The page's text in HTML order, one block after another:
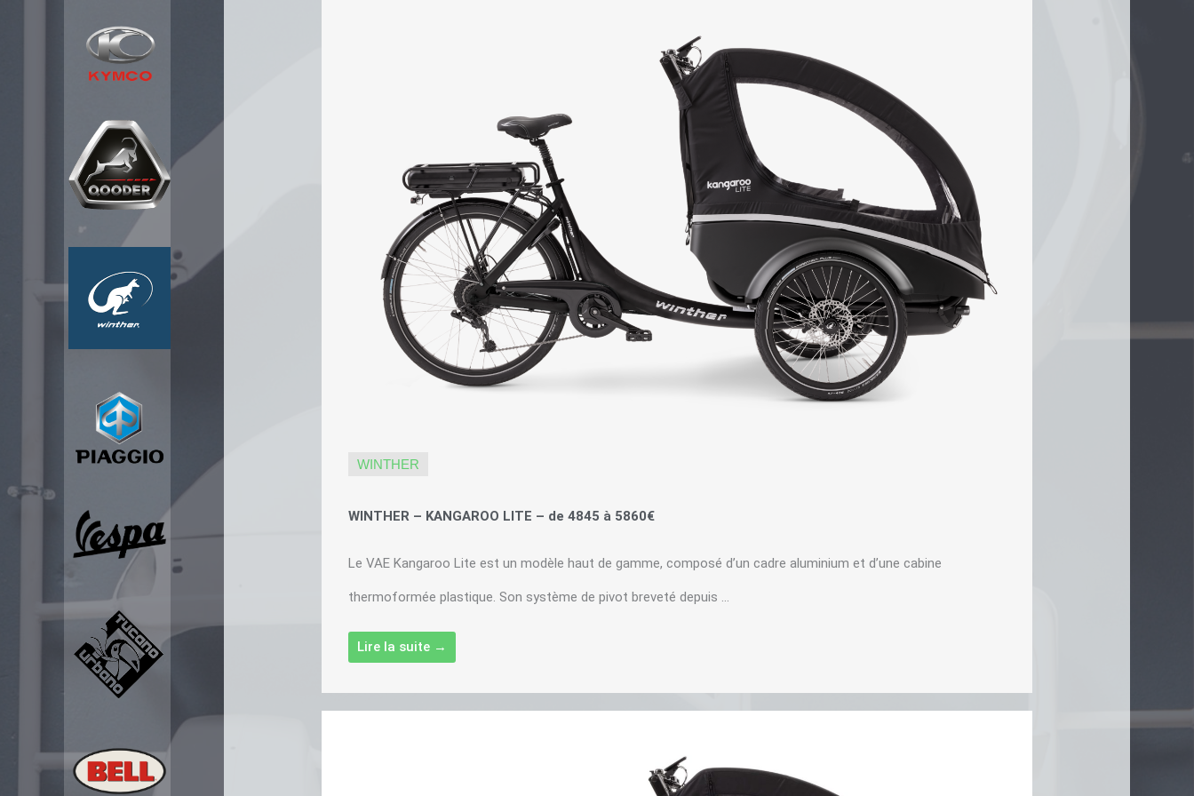
WINTHER
WINTHER – KANGAROO LITE – de 4845 à 5860€
Le VAE Kangaroo Lite est un modèle haut de gamme, composé d’un cadre aluminium et d’une cabine
thermoformée plastique. Son système de pivot breveté depuis ...
Lire la suite →